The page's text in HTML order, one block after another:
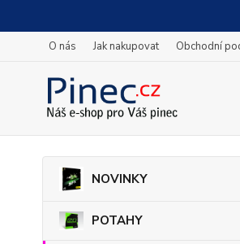
O nás Jak nakupovat Obchodní
NOVINKY
POTAHY